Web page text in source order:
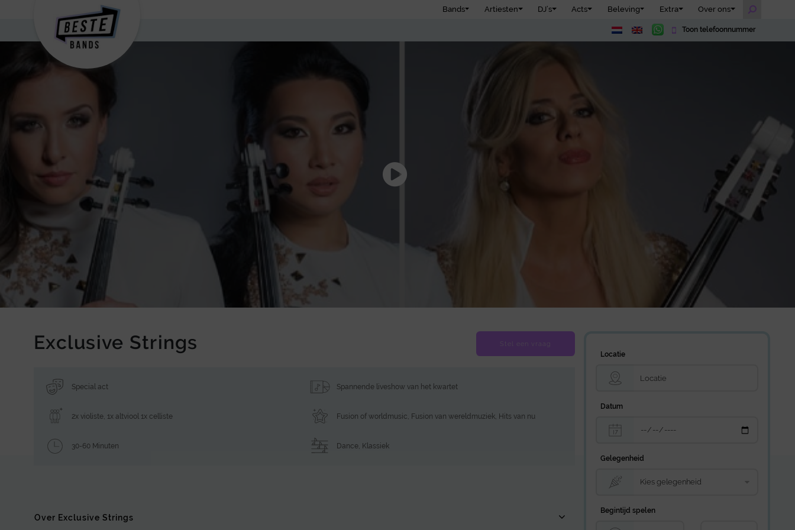
Bands Artiesten DJ’s Acts Beleving Extra Over ons
Toon telefoonnummer
Exclusive Strings Stel een vraag
Special act
2x violiste, 1x altviool 1x celliste
30-60 Minuten
Spannende liveshow van het kwartet
Fusion of worldmusic, Fusion van wereldmuziek, Hits van nu
Dance, Klassiek
Over Exclusive Strings
Locatie
Datum
Gelegenheid
Begintijd spelen